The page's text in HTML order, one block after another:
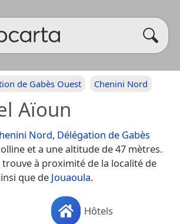
de Gabès Ouest Chenini Nord
Aïoun
Nord, Délégation de Gabès
et a une altitude de 47 mètres.
trouve à proximité de la localité de
que de Jouaoula.
Hôtels